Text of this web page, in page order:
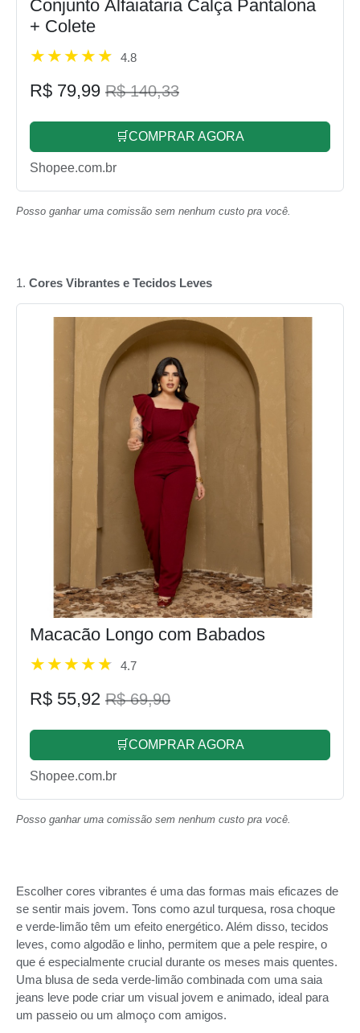
Conjunto Alfaiataria Calça Pantalona
+ Colete
4.8
R$ 79,99 R$ 140,33
🛒COMPRAR AGORA
Shopee.com.br
Posso ganhar uma comissão sem nenhum custo pra você.
1. Cores Vibrantes e Tecidos Leves
Macacão Longo com Babados
4.7
R$ 55,92 R$ 69,90
🛒COMPRAR AGORA
Shopee.com.br
Posso ganhar uma comissão sem nenhum custo pra você.
Escolher cores vibrantes é uma das formas mais eficazes de
se sentir mais jovem. Tons como azul turquesa, rosa choque
e verde-limão têm um efeito energético. Além disso, tecidos
leves, como algodão e linho, permitem que a pele respire, o
que é especialmente crucial durante os meses mais quentes.
Uma blusa de seda verde-limão combinada com uma saia
jeans leve pode criar um visual jovem e animado, ideal para
um passeio ou um almoço com amigos.